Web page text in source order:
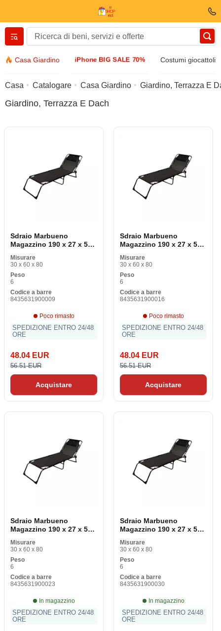
Casa Giardino iPhone BIG SALE 70% Costumi giocattoli
Вернуться назад
Accessori
Orologio di manette
Casa Catalogare Casa Giardino Giardino, Terrazza E
Giardino, Terrazza E Dach
Sdraio Marbueno
Magazzino 190 x 27 x 58
Misurare
30 x 60 x 80
Peso
6
Codice a barre
8435631900009
Poco rimasto
SPEDIZIONE ENTRO 24/48
ORE
48.04 EUR
56.51 EUR
Acquistare
Sdraio Marbueno
Magazzino 190 x 27 x 58
Misurare
30 x 60 x 80
Peso
6
Codice a barre
8435631900016
Poco rimasto
SPEDIZIONE ENTRO 24/48
ORE
48.04 EUR
56.51 EUR
Acquistare
Sdraio Marbueno
Magazzino 190 x 27 x 58
Misurare
30 x 60 x 80
Peso
6
Codice a barre
8435631900023
In magazzino
SPEDIZIONE ENTRO 24/48
ORE
Sdraio Marbueno
Magazzino 190 x 27 x 58
Misurare
30 x 60 x 80
Peso
6
Codice a barre
8435631900030
In magazzino
SPEDIZIONE ENTRO 24/48
ORE